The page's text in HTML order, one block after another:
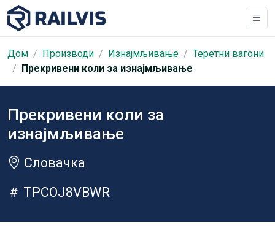
Дом Производи Изнајмљивање
Теретни вагони
Прекривени коли за изнајмљивање
Прекривени коли за
изнајмљивање
Словачка
TPCOJ8VBWR